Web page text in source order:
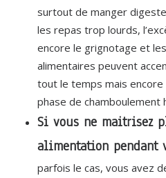
surtout de manger
les repas trop lourds,
encore le grignotage et
alimentaires peuvent
tout le temps mais
phase de chamboulement
Si vous ne maitrisez
alimentation pendant
parfois le cas, vous avez